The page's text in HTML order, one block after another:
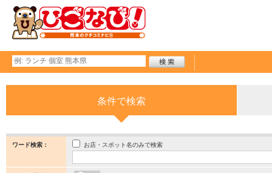
条件で検索
ワード検索： お店・スポット名のみで検索